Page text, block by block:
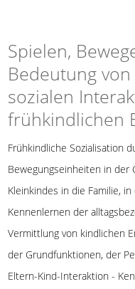
Spielen,
Bedeutung
sozialen
frühkindlichen
Frühkindliche Sozialisation
Bewegungseinheiten in
Kleinkindes in die Familie,
Kennenlernen der
Vermittlung von kindlichen
der Grundfunktionen, der
Eltern-Kind-Interaktion -